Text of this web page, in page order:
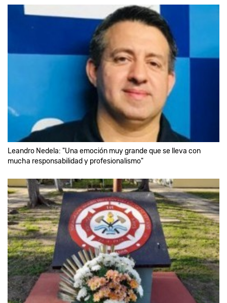
Leandro Nedela: "Una emoción muy grande que se lleva con
mucha responsabilidad y profesionalismo"